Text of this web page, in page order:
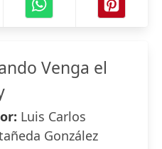
Venga el
Luis Carlos
González